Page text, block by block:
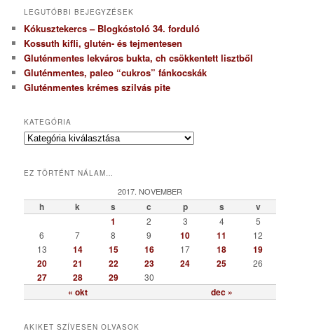
LEGUTÓBBI BEJEGYZÉSEK
Kókusztekercs – Blogkóstoló 34. forduló
Kossuth kifli, glutén- és tejmentesen
Gluténmentes lekváros bukta, ch csökkentett lisztből
Gluténmentes, paleo “cukros” fánkocskák
Gluténmentes krémes szilvás pite
KATEGÓRIA
K
e
ó
r
EZ TÖRTÉNT NÁLAM…
2017. NOVEMBER
h k s c p s v
« okt dec »
1 2 3 4
5
6
7 8 9 10 11
12
13
14 15 16 17 18
19
20
21 22 23 24 25 26
27 28 29 30
AKIKET SZÍVESEN OLVASOK